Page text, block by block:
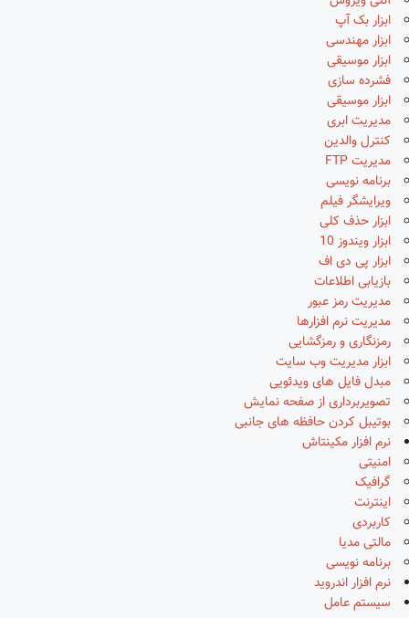
ابزار بک آپ
ابزار مهندسی
ابزار موسیقی
فشرده سازی
ابزار موسیقی
مدیریت ابری
کنترل والدین
مدیریت FTP
برنامه نویسی
ویرایشگر فیلم
ابزار حذف کلی
ابزار ویندوز 10
ابزار پی دی اف
بازیابی اطلاعات
مدیریت رمز عبور
مدیریت نرم افزارها
رمزنگاری و رمزگشایی
ابزار مدیریت وب سایت
مبدل فایل های ویدئویی
تصویربرداری از صفحه نمایش
بوتیبل کردن حافظه های جانبی
نرم افزار مکینتاش
امنیتی
گرافیک
اینترنت
کاربردی
مالتی مدیا
برنامه نویسی
نرم افزار اندروید
سیستم عامل